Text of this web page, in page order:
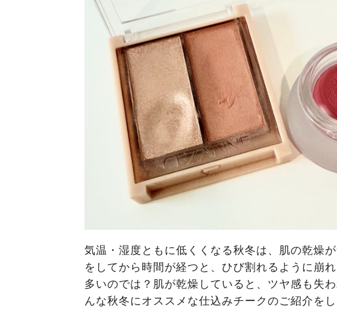
気温・湿度ともに低くくなる秋冬は、肌の乾燥
をしてから時間が経つと、ひび割れるように崩
多いのでは？肌が乾燥していると、ツヤ感も失
んな秋冬にオススメな仕込みチークのご紹介をし